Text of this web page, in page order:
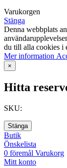
Varukorgen
Stänga
Denna webbplats
du till alla cookies i
Mer information
×
Hitta
SKU:
Stänga
Butik
Önskelista
0 föremål Varukorg
Mitt konto